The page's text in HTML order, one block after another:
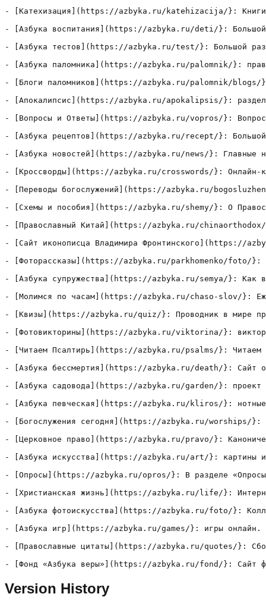
- [Катехизация](https://azbyka.ru/katehizacija/}: Книги и
- [Азбука воспитания](https://azbyka.ru/deti/}: Большой
- [Азбука тестов](https://azbyka.ru/test/}: Большой
- [Азбука паломника](https://azbyka.ru/palomnik/}:
- [Блоги паломников](https://azbyka.ru/palomnik/blogs/}:
- [Апокалипсис](https://azbyka.ru/apokalipsis/}: раздел
- [Вопросы и Ответы](https://azbyka.ru/vopros/}: Вопросы
- [Азбука рецептов](https://azbyka.ru/recept/}: Большой
- [Азбука новостей](https://azbyka.ru/news/}: Главные
- [Кроссворды](https://azbyka.ru/crosswords/}: Онлайн-
- [Переводы богослужений](https://azbyka.ru/
- [Схемы и пособия](https://azbyka.ru/shemy/}: О
- [Православный Китай](https://azbyka.ru/chinaorthodox/
- [Сайт иконописца Владимира Фронтинского](https://
- [Фоторассказы](https://azbyka.ru/parkhomenko/foto/}:
- [Азбука супружества](https://azbyka.ru/semya/}: Как
- [Молимся по часам](https://azbyka.ru/chaso-slov/}:
- [Квизы](https://azbyka.ru/quiz/}: Проводник в мире
- [Фотовикторины](https://azbyka.ru/viktorina/}:
- [Читаем Псалтирь](https://azbyka.ru/psalms/}: Читаем
- [Азбука бессмертия](https://azbyka.ru/death/}: Сайт о
- [Азбука садовода](https://azbyka.ru/garden/}: проект
- [Азбука певческая](https://azbyka.ru/kliros/}: нотные
- [Богослужения сегодня](https://azbyka.ru/worships/}:
- [Церковное право](https://azbyka.ru/pravo/}:
- [Азбука искусства](https://azbyka.ru/art/}: картины и
- [Опросы](https://azbyka.ru/opros/}: В разделе «Опросы»
- [Христианская жизнь](https://azbyka.ru/life/}: Интернет-
- [Азбука фотоискусства](https://azbyka.ru/foto/}:
- [Азбука игр](https://azbyka.ru/games/}: игры онлайн.
- [Православные цитаты](https://azbyka.ru/quotes/}:
- [Фонд «Азбука веры»](https://azbyka.ru/fond/}: Сайт
Version History